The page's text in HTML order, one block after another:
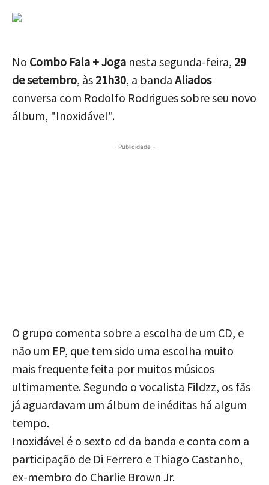
No Combo Fala + Joga nesta segunda-feira, 29
de setembro, às 21h30, a banda Aliados
conversa com Rodolfo Rodrigues sobre seu novo
álbum, "Inoxidável".
- Publicidade -
O grupo comenta sobre a escolha de um CD, e
não um EP, que tem sido uma escolha muito
mais frequente feita por muitos músicos
ultimamente. Segundo o vocalista Fildzz, os fãs
já aguardavam um álbum de inéditas há algum
tempo.
Inoxidável é o sexto cd da banda e conta com a
participação de Di Ferrero e Thiago Castanho,
ex-membro do Charlie Brown Jr.